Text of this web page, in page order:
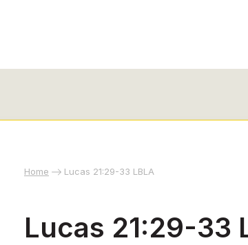
Home Lucas 21:29-33 LBLA
Lucas 21:29-33